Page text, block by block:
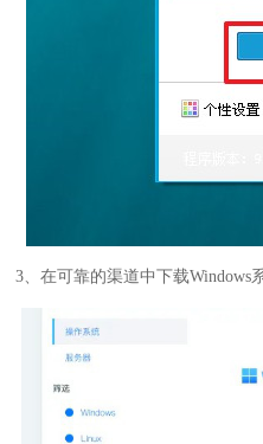
3、在可靠的渠道中下载Windows